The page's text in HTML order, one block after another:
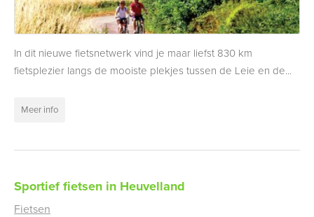
In dit nieuwe fietsnetwerk vind je maar liefst 830 km
fietsplezier langs de mooiste plekjes tussen de Leie en de...
Meer info
Sportief fietsen in Heuvelland
Fietsen